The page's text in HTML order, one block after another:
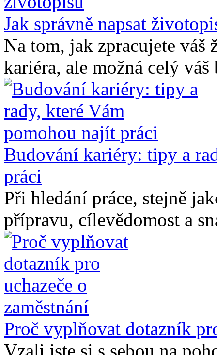
Jak správně napsat
Na tom, jak zpracujete váš
kariéra, ale možná celý
Budování kariéry: tipy a
práci
Při hledání práce, stejně
přípravu, cílevědomost a
Proč vyplňovat dotazník
Vzali jste si s sebou na